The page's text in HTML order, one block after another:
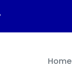
Home